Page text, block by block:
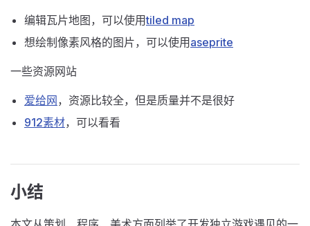
编辑瓦片地图，可以使用tiled map
想绘制像素风格的图片，可以使用 aseprite
一些资源网站
爱给网 ，资源比较全，但是质量并不是很好
912素材，可以看看
小结